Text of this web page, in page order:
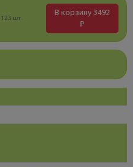
123 шт.
В корзину 3492
₽